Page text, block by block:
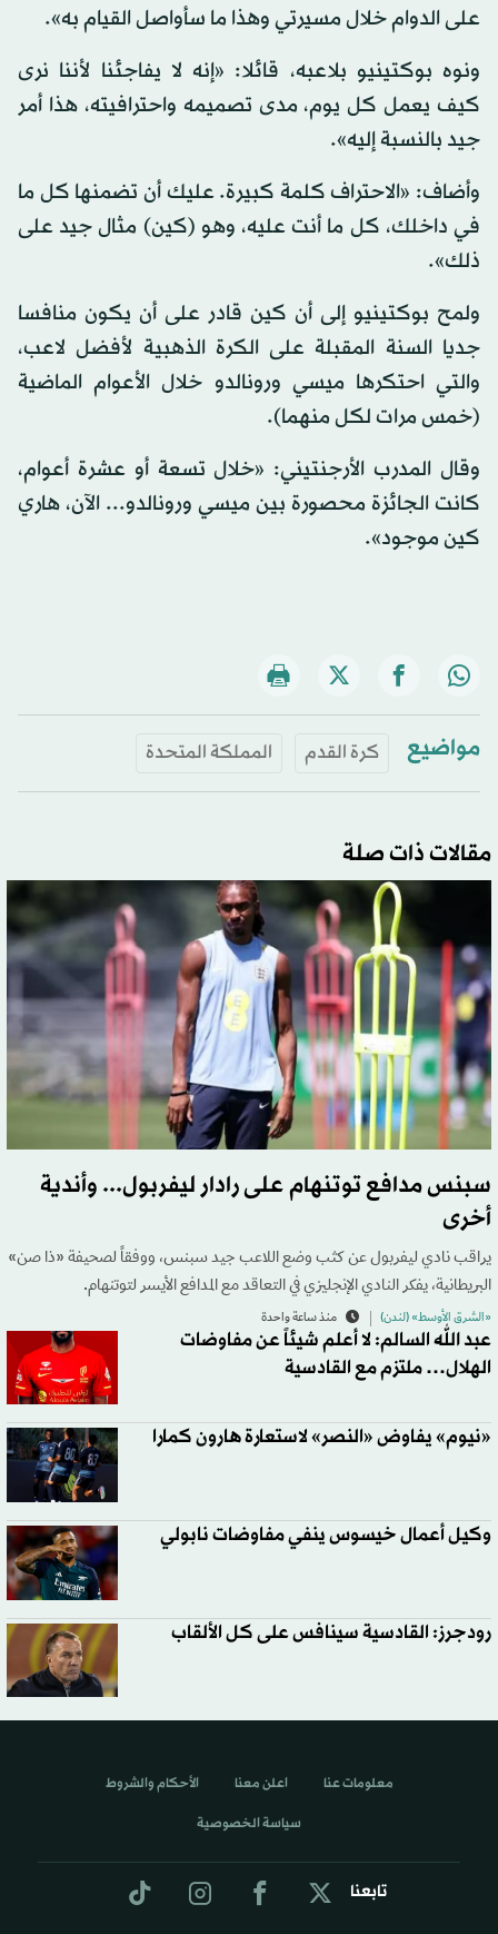
على الدوام خلال مسيرتي وهذا ما سأواصل القيام به».
ونوه بوكتينيو بلاعبه، قائلا: «إنه لا يفاجئنا لأننا نرى
كيف يعمل كل يوم، مدى تصميمه واحترافيته، هذا أمر
جيد بالنسبة إليه».
وأضاف: «الاحتراف كلمة كبيرة. عليك أن تضمنها كل ما
في داخلك، كل ما أنت عليه، وهو (كين) مثال جيد على
ذلك».
ولمح بوكتينيو إلى أن كين قادر على أن يكون منافسا
جديا السنة المقبلة على الكرة الذهبية لأفضل لاعب،
والتي احتكرها ميسي ورونالدو خلال الأعوام الماضية
(خمس مرات لكل منهما).
وقال المدرب الأرجنتيني: «خلال تسعة أو عشرة أعوام،
كانت الجائزة محصورة بين ميسي ورونالدو... الآن، هاري
كين موجود».
مواضيع كرة القدم المملكة المتحدة
مقالات ذات صلة
سبنس مدافع توتنهام على رادار ليفربول... وأندية
أخرى
يراقب نادي ليفربول عن كثب وضع اللاعب جيد سبنس، ووفقاً لصحيفة «ذا صن»
البريطانية، يفكر النادي الإنجليزي في التعاقد مع المدافع الأيسر لتوتنهام.
«الشرق الأوسط» (لندن) منذ ساعة واحدة
عبد الله السالم: لا أعلم شيئاً عن مفاوضات
الهلال… ملتزم مع القادسية
«نيوم» يفاوض «النصر» لاستعارة هارون كمارا
وكيل أعمال خيسوس ينفي مفاوضات نابولي
رودجرز: القادسية سينافس على كل الألقاب
تابعنا
معلومات عنا اعلن معنا الأحكام والشروط
سياسة الخصوصية